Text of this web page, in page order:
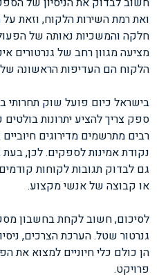
ואת רמת השירות הלקוח, וזאת
חלקה והמשכיות נאותה של
מציעה מגוון רחב של גנרטורים
הלקוח הם העדיפות הראשונה
בישראל כיום פועל שוק תחרותי
ספק צריך להציע יתרונות
רבים מתרשמים מדירוגים
נקודת אמינות לספקים. לכן,
גם לבדוק תגובות לקוחות
או קבוצה של אנשי מקצוע.
לסיכום, חשוב לקחת בחשבון
גנרטור שטל. הערכת הצרכים,
הן כולם כלי חיוניים למצוא את
פרויקט.